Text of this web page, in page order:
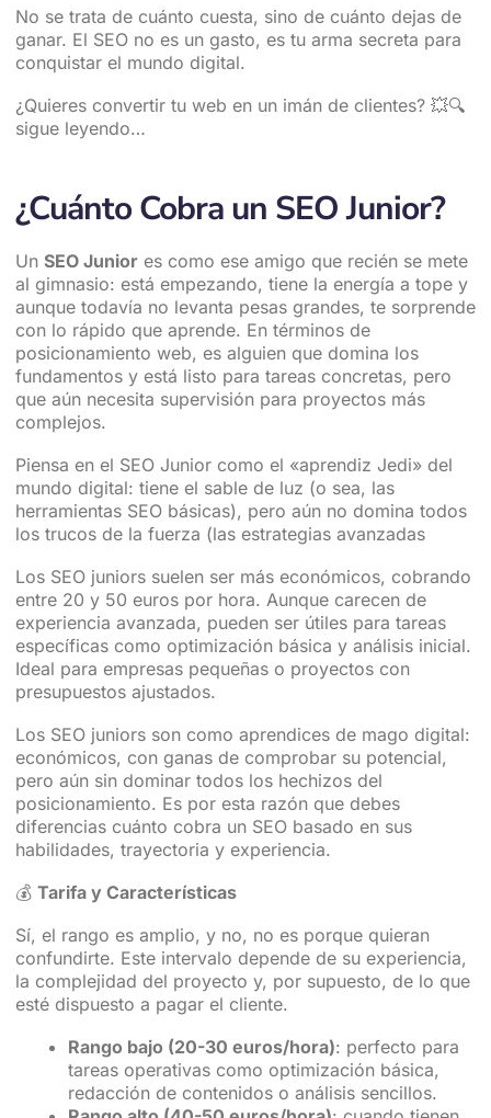
No se trata de cuánto cuesta, sino de cuánto dejas de
ganar. El SEO no es un gasto, es tu arma secreta para
conquistar el mundo digital.
¿Quieres convertir tu web en un imán de clientes? 💥🔍
sigue leyendo…
¿Cuánto Cobra un SEO Junior?
Un SEO Junior es como ese amigo que recién se mete
al gimnasio: está empezando, tiene la energía a tope y
aunque todavía no levanta pesas grandes, te sorprende
con lo rápido que aprende. En términos de
posicionamiento web, es alguien que domina los
fundamentos y está listo para tareas concretas, pero
que aún necesita supervisión para proyectos más
complejos.
Piensa en el SEO Junior como el «aprendiz Jedi» del
mundo digital: tiene el sable de luz (o sea, las
herramientas SEO básicas), pero aún no domina todos
los trucos de la fuerza (las estrategias avanzadas
Los SEO juniors suelen ser más económicos, cobrando
entre 20 y 50 euros por hora. Aunque carecen de
experiencia avanzada, pueden ser útiles para tareas
específicas como optimización básica y análisis inicial.
Ideal para empresas pequeñas o proyectos con
presupuestos ajustados.
Los SEO juniors son como aprendices de mago digital:
económicos, con ganas de comprobar su potencial,
pero aún sin dominar todos los hechizos del
posicionamiento. Es por esta razón que debes
diferencias cuánto cobra un SEO basado en sus
habilidades, trayectoria y experiencia.
💰 Tarifa y Características
Sí, el rango es amplio, y no, no es porque quieran
confundirte. Este intervalo depende de su experiencia,
la complejidad del proyecto y, por supuesto, de lo que
esté dispuesto a pagar el cliente.
Rango bajo (20-30 euros/hora): perfecto para
tareas operativas como optimización básica,
redacción de contenidos o análisis sencillos.